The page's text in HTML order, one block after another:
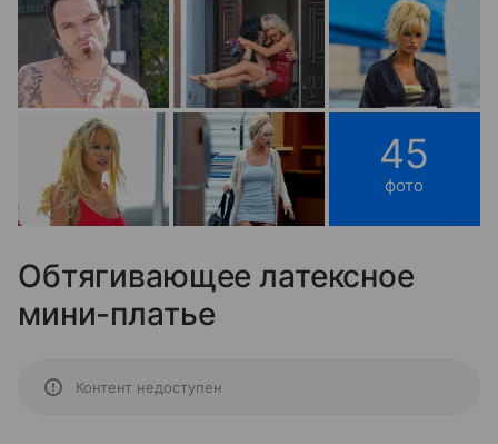
45
фото
Обтягивающее латексное
мини-платье
Контент недоступен